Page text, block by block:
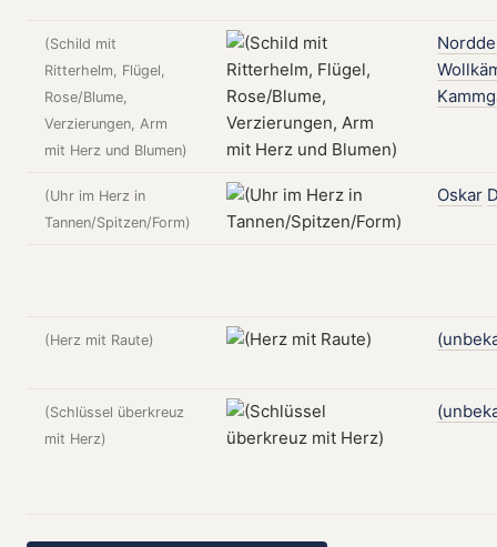
(Schild mit
Ritterhelm, Flügel,
Rose/Blume,
Verzierungen, Arm
mit Herz und Blumen)
(Uhr im Herz in
Tannen/Spitzen/Form)
Oskar
(Herz mit Raute)
(Schlüssel überkreuz
mit Herz)